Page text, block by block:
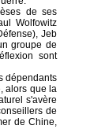
de ses
Wolfowitz
Jeb
groupe de
sont
dépendants
alors que la
s'avère
de
de Chine,